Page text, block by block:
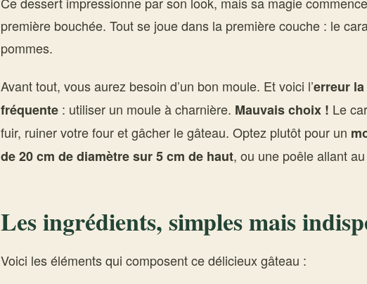
première bouchée. Tout se joue dans la première couche : le
pommes.
Avant tout, vous aurez besoin d’un bon moule. Et voici l’erreur
fréquente : utiliser un moule à charnière. Mauvais choix ! Le
fuir, ruiner votre four et gâcher le gâteau. Optez plutôt pour un
de 20 cm de diamètre sur 5 cm de haut, ou une poêle allant
Les ingrédients, simples mais
Voici les éléments qui composent ce délicieux gâteau :